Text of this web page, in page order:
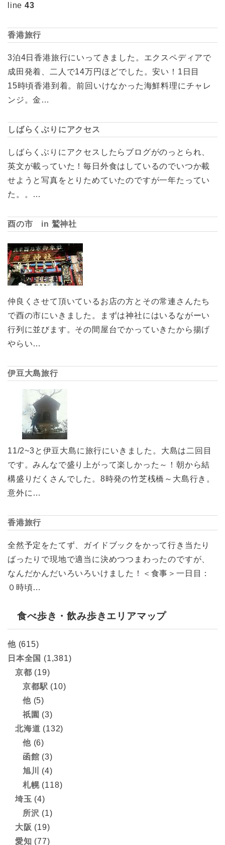
line 43
香港旅行
3泊4日香港旅行にいってきました。エクスペディアで
成田発着、二人で14万円ほどでした。安い！1日目
15時頃香港到着。前回いけなかった海鮮料理にチャレ
ンジ。金…
しばらくぶりにアクセス
しばらくぶりにアクセスしたらブログがのっとられ、
英文が載っていた！毎日外食はしているのでいつか載
せようと写真をとりためていたのですが一年たってい
た。。…
酉の市 in 鷲神社
仲良くさせて頂いているお店の方とその常連さんたち
で酉の市にいきました。まずは神社にはいるながーい
行列に並びます。その間屋台でかっていきたから揚げ
やらい…
伊豆大島旅行
11/2~3と伊豆大島に旅行にいきました。大島は二回目
です。みんなで盛り上がって楽しかった～！朝から結
構盛りだくさんでした。8時発の竹芝桟橋～大島行き。
意外に…
香港旅行
全然予定をたてず、ガイドブックをかって行き当たり
ばったりで現地で適当に決めつつまわったのですが、
なんだかんだいろいろいけました！＜食事＞一日目：
０時頃…
食べ歩き・飲み歩きエリアマップ
他(615)
日本全国 (1,381)
京都 (19)
京都駅 (10)
他(5)
祇園 (3)
北海道 (132)
他(6)
函館 (3)
旭川
(4)
札幌(118)
埼玉 (4)
所沢 (1)
大阪 (19)
愛知 (77)